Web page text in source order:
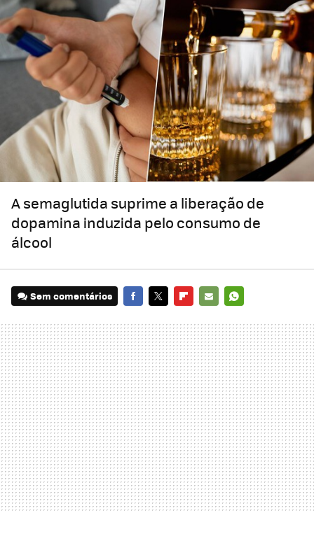
A semaglutida suprime a liberação de
dopamina induzida pelo consumo de
álcool
Sem comentários
MAIL